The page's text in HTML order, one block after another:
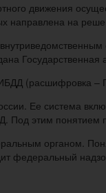
движения
направлена на
(расшифровка –
Ее система
этим понятием
органом.
федеральный